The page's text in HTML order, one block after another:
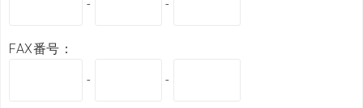
- -
FAX番号：
- -